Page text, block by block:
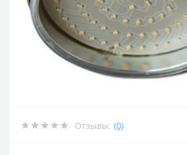
Отзывы: (0)